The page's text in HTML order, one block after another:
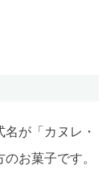
が「カヌレ・
お菓子です。